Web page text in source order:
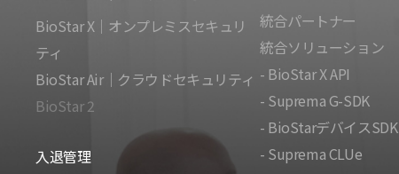
BioStar X｜オンプレミスセキュリ
ティ
BioStar Air｜クラウドセキュリティ
BioStar 2
入退管理
統合パートナー
統合ソリューション
- BioStar X API
- Suprema G-SDK
- BioStarデバイスSDK
- Suprema CLUe